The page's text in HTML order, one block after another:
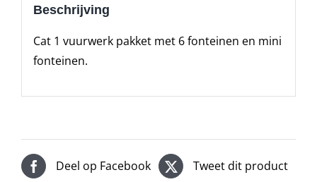
Beschrijving
Cat 1 vuurwerk pakket met 6 fonteinen en mini
fonteinen.
Deel op Facebook Tweet dit product